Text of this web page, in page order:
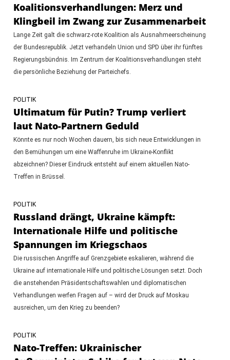
Koalitionsverhandlungen: Merz und
Klingbeil im Zwang zur Zusammenarbeit
Lange Zeit galt die schwarz-rote Koalition als Ausnahmeerscheinung
der Bundesrepublik. Jetzt verhandeln Union und SPD über ihr fünftes
Regierungsbündnis. Im Zentrum der Koalitionsverhandlungen steht
die persönliche Beziehung der Parteichefs.
POLITIK
Ultimatum für Putin? Trump verliert
laut Nato-Partnern Geduld
Könnte es nur noch Wochen dauern, bis sich neue Entwicklungen in
den Bemühungen um eine Waffenruhe im Ukraine-Konflikt
abzeichnen? Dieser Eindruck entsteht auf einem aktuellen Nato-
Treffen in Brüssel.
POLITIK
Russland drängt, Ukraine kämpft:
Internationale Hilfe und politische
Spannungen im Kriegschaos
Die russischen Angriffe auf Grenzgebiete eskalieren, während die
Ukraine auf internationale Hilfe und politische Lösungen setzt. Doch
die anstehenden Präsidentschaftswahlen und diplomatischen
Verhandlungen werfen Fragen auf – wird der Druck auf Moskau
ausreichen, um den Krieg zu beenden?
POLITIK
Nato-Treffen: Ukrainischer